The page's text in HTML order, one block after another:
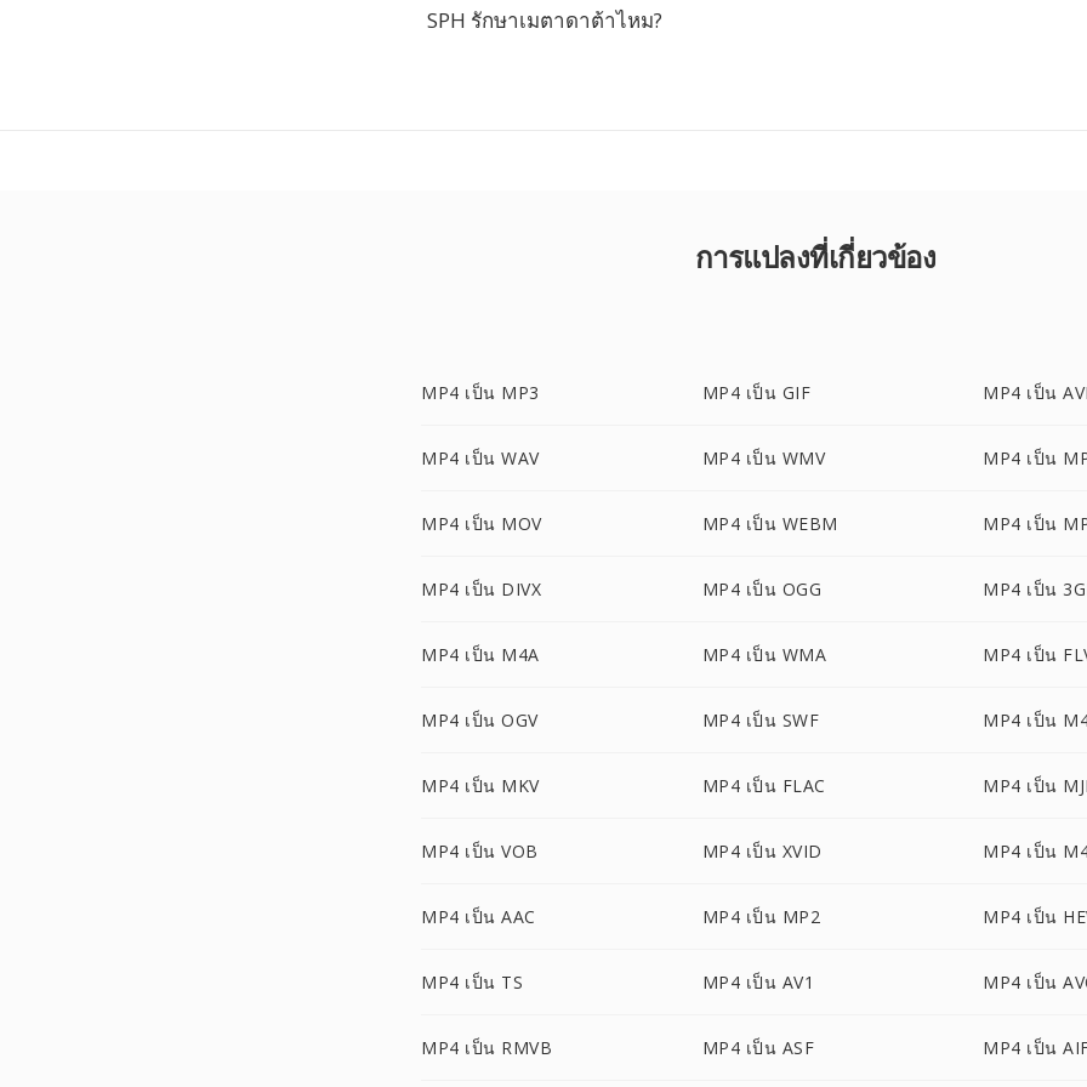
SPH รักษาเมตาดาต้าไหม?
การแปลงที่เกี่ยวข้อง
MP4 เป็น MP3 MP4 เป็น GIF MP4 เป็น AVI
MP4 เป็น WAV MP4 เป็น WMV MP4 เป็น
MP4 เป็น MOV MP4 เป็น WEBM MP4 เป็น
MP4 เป็น DIVX MP4 เป็น OGG MP4 เป็น
MP4 เป็น M4A MP4 เป็น WMA MP4 เป็น
MP4 เป็น OGV MP4 เป็น SWF MP4 เป็น
MP4 เป็น MKV MP4 เป็น FLAC MP4 เป็น
MP4 เป็น VOB MP4 เป็น XVID MP4 เป็น
MP4 เป็น AAC MP4 เป็น MP2 MP4 เป็น
MP4 เป็น TS MP4 เป็น AV1 MP4 เป็น
MP4 เป็น RMVB MP4 เป็น ASF MP4 เป็น